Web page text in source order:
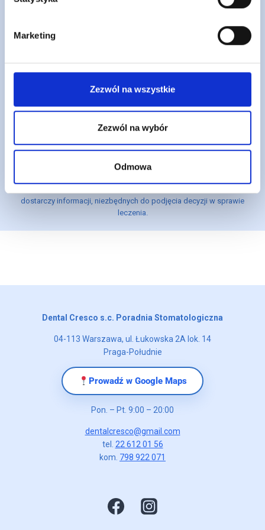
Marketing
Zezwól na wszystkie
Zezwól na wybór
Odmowa
tkanki (fragment korzenia) w miejscu gdzie znajduje się zmiana
okołowierzchołkowa. Zakażoną tkankę usuwa się wraz z
wierzchołkiem zęba. Po kilku miesiącach miejsce zabiegu wypełni
Skierowanie do chirurga stomatologa
Borykając się z różnego typu problemami zdrowotnymi, bardzo
często zastanawiamy się w jaki sposób umówić się na wizytę z
skierowanie? Nie inaczej jest w przypadku chirurga stomatologa.
Odpowiedź na to pytanie jest bardzo prosta. Nie ma konieczności
posiadania skierowania by umówić się na wizytę z chirurgiem
stomatologiem. Jednak zawsze najlepiej, w razie wątpliwości,
dostarczy informacji, niezbędnych do podjęcia decyzji w sprawie
leczenia.
Dental Cresco s.c. Poradnia Stomatologiczna
04-113 Warszawa, ul. Łukowska 2A lok. 14
Praga-Południe
Prowadź w Google Maps
Pon. – Pt. 9:00 – 20:00
dentalcresco@gmail.com
tel. 22 612 01 56
kom. 798 922 071